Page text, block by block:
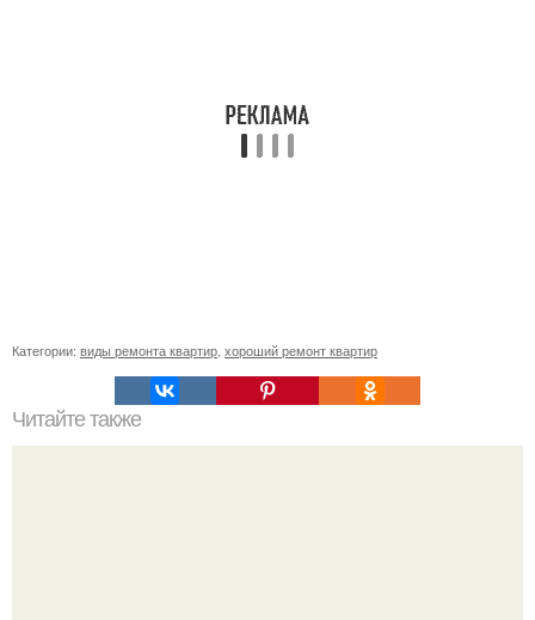
Категории: виды ремонта квартир хороший ремонт квартир
Читайте также